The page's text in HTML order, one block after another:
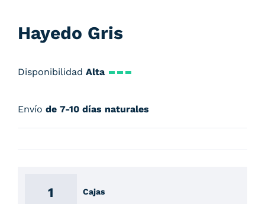
Hayedo Gris
Disponibilidad Alta
Envío de 7-10 días naturales
Cajas